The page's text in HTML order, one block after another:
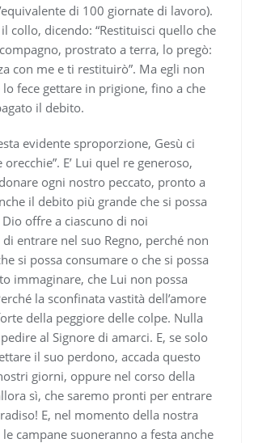
di 100 giornate di lavoro).
collo, dicendo: “Restituisci quello che
prostrato a terra, lo pregò:
con me e ti restituirò”. Ma egli non
fece gettare in prigione, fino a che
il debito.
evidente sproporzione, Gesù ci
orecchie”. E’ Lui quel re generoso,
ogni nostro peccato, pronto a
il debito più grande che si possa
offre a ciascuno di noi
di entrare nel suo Regno, perché non
si possa consumare o che si possa
immaginare, che Lui non possa
la sconfinata vastità dell’amore
della peggiore delle colpe. Nulla
al Signore di amarci. E, se solo
il suo perdono, accada questo
giorni, oppure nel corso della
sì, che saremo pronti per entrare
E, nel momento della nostra
campane suoneranno a festa anche